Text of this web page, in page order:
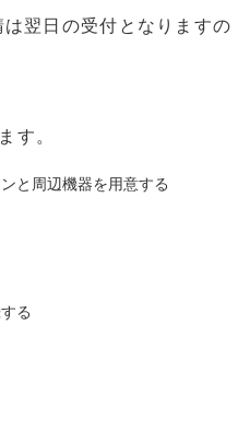
翌日の受付となりますの
す。
と周辺機器を用意する
る